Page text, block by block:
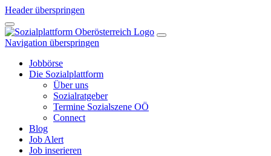
Header überspringen
Navigation überspringen
Jobbörse
Die Sozialplattform
Über uns
Sozialratgeber
Termine Sozialszene OÖ
Connect
Blog
Job Alert
Job inserieren